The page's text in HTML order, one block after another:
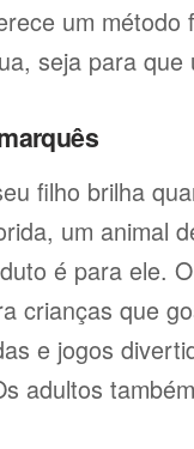
um método
seja para que
filho brilha
um animal
é para ele.
crianças que
e jogos
adultos